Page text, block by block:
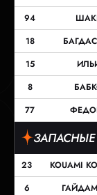
94
18
15
8
77
23 KOUAMI
6